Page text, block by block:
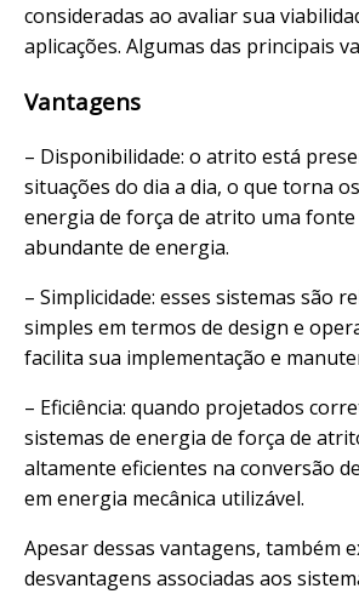
consideradas ao avaliar sua
aplicações. Algumas das principais
Vantagens
– Disponibilidade: o atrito está
situações do dia a dia, o que torna
energia de força de atrito uma
abundante de energia.
– Simplicidade: esses sistemas são
simples em termos de design e
facilita sua implementação e
– Eficiência: quando projetados
sistemas de energia de força de
altamente eficientes na conversão
em energia mecânica utilizável.
Apesar dessas vantagens, também
desvantagens associadas aos